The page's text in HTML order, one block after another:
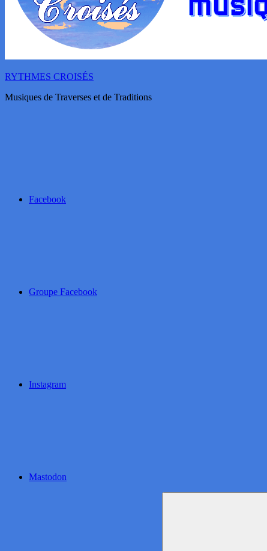
RYTHMES CROISÉS
Musiques de Traverses et de Traditions
Facebook
Groupe Facebook
Instagram
Mastodon